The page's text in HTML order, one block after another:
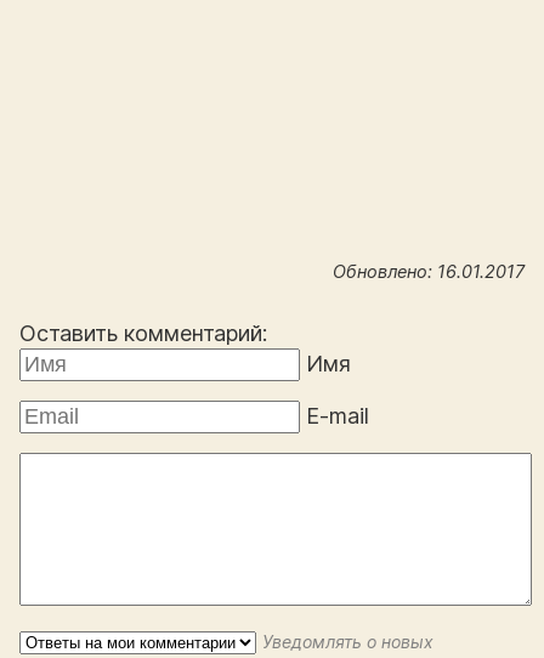
Обновлено: 16.01.2017
Оставить комментарий:
Имя
E-mail
Уведомлять о новых